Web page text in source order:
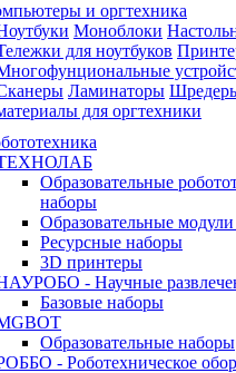
и оргтехника
Моноблоки
для ноутбуков
Ламинаторы
для оргтехники
Образовательные
наборы
Образовательные
Ресурсные наборы
3D принтеры
- Научные
Базовые наборы
Образовательные наборы
- Роботехническое